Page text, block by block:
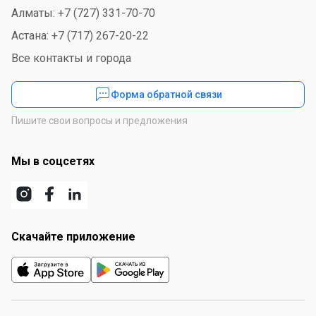
Алматы: +7 (727) 331-70-70
Астана: +7 (717) 267-20-22
Все контакты и города
Форма обратной связи
Пишите свои вопросы и предложения
Мы в соцсетях
Скачайте приложение